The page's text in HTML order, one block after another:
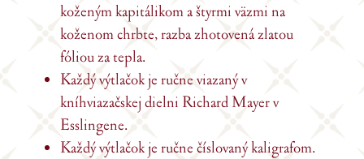
koženým kapitálikom a štyrmi väzmi na
koženom chrbte, razba zhotovená zlatou
fóliou za tepla.
Každý výtlačok je ručne viazaný v
kníhviazačskej dielni Richard Mayer v
Esslingene.
Každý výtlačok je ručne číslovaný kaligrafom.